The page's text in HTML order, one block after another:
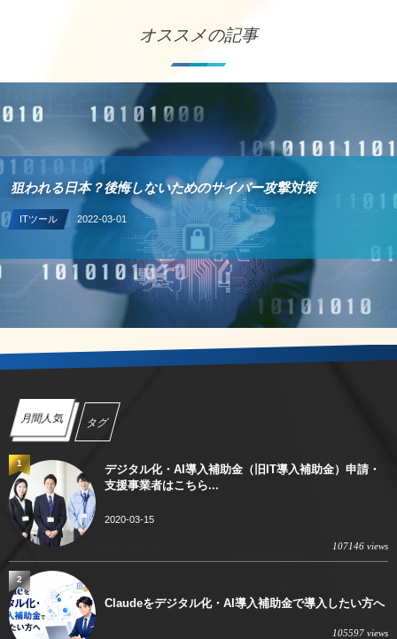
オススメの記事
狙われる日本？後悔しないためのサイバー攻撃対策
ITツール 2022-03-01
月間人気 タグ
デジタル化・AI導入補助金（旧IT導入補助金）申請・
支援事業者はこちら...
2020-03-15
107146 views
1
Claudeをデジタル化・AI導入補助金で導入したい方へ
105597 views
2